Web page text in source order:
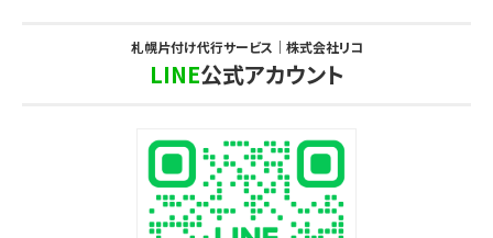
札幌片付け代行サービス｜株式会社リコ
LINE公式アカウント